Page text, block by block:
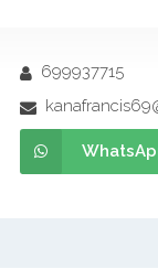
699937715